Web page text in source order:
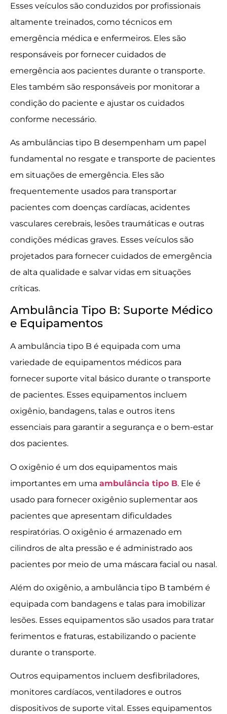
Esses veículos são conduzidos por profissionais
altamente treinados, como técnicos em
emergência médica e enfermeiros. Eles são
responsáveis ​​por fornecer cuidados de
emergência aos pacientes durante o transporte.
Eles também são responsáveis ​​por monitorar a
condição do paciente e ajustar os cuidados
conforme necessário.
As ambulâncias tipo B desempenham um papel
fundamental no resgate e transporte de pacientes
em situações de emergência. Eles são
frequentemente usados ​​para transportar
pacientes com doenças cardíacas, acidentes
vasculares cerebrais, lesões traumáticas e outras
condições médicas graves. Esses veículos são
projetados para fornecer cuidados de emergência
de alta qualidade e salvar vidas em situações
críticas.
Ambulância Tipo B: Suporte Médico
e Equipamentos
A ambulância tipo B é equipada com uma
variedade de equipamentos médicos para
fornecer suporte vital básico durante o transporte
de pacientes. Esses equipamentos incluem
oxigênio, bandagens, talas e outros itens
essenciais para garantir a segurança e o bem-estar
dos pacientes.
O oxigênio é um dos equipamentos mais
importantes em uma ambulância tipo B. Ele é
usado para fornecer oxigênio suplementar aos
pacientes que apresentam dificuldades
respiratórias. O oxigênio é armazenado em
cilindros de alta pressão e é administrado aos
pacientes por meio de uma máscara facial ou nasal.
Além do oxigênio, a ambulância tipo B também é
equipada com bandagens e talas para imobilizar
lesões. Esses equipamentos são usados para tratar
ferimentos e fraturas, estabilizando o paciente
durante o transporte.
Outros equipamentos incluem desfibriladores,
monitores cardíacos, ventiladores e outros
dispositivos de suporte vital. Esses equipamentos